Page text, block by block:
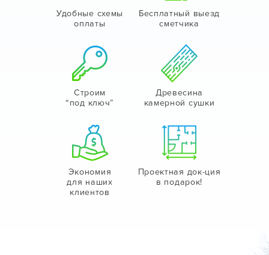
Удобные схемы
оплаты
Бесплатный выезд
сметчика
Строим
“под ключ”
Древесина
камерной сушки
Экономия
для наших
клиентов
Проектная док-ция
в подарок!